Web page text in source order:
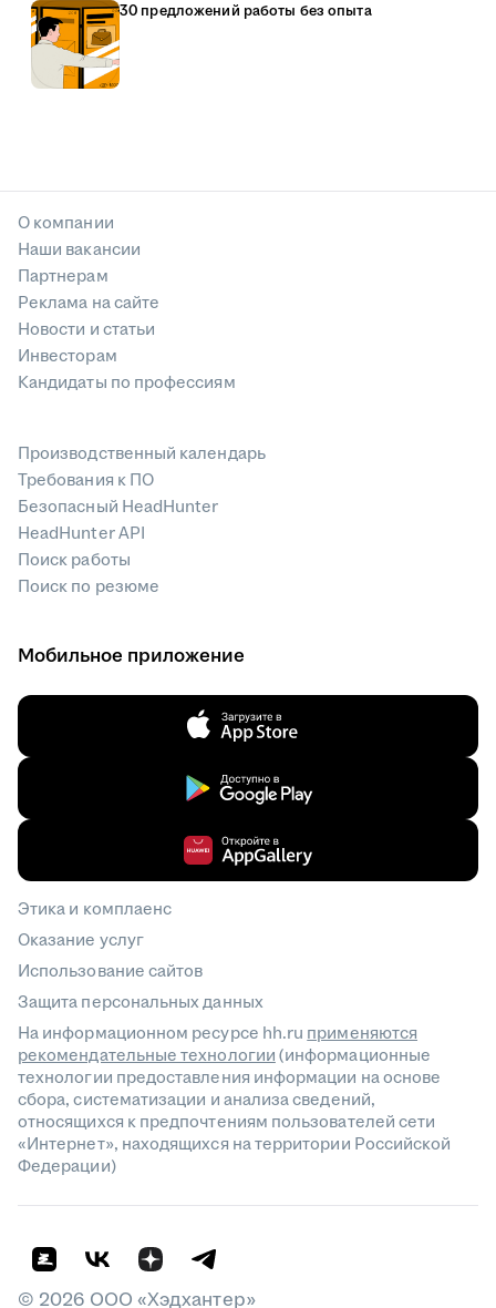
30 предложений работы без опыта
О компании
Наши вакансии
Партнерам
Реклама на сайте
Новости и статьи
Инвесторам
Кандидаты по профессиям
Производственный календарь
Требования к ПО
Безопасный HeadHunter
HeadHunter API
Поиск работы
Поиск по резюме
Мобильное приложение
Этика и комплаенс
Оказание услуг
Использование сайтов
Защита персональных данных
На информационном ресурсе hh.ru применяются
рекомендательные технологии(информационные
технологии предоставления информации на основе
сбора, систематизации и анализа сведений,
относящихся к предпочтениям пользователей сети
«Интернет», находящихся на территории Российской
Федерации)
© 2026 ООО «Хэдхантер»